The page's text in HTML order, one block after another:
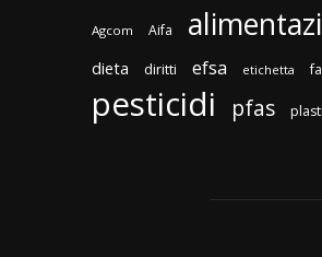
Agcom Aifa
dieta diritti efsa etichetta
pesticidi pfas